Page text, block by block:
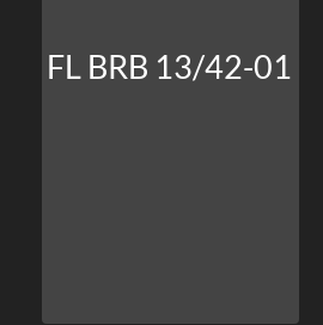
FL BRB 13/42-01